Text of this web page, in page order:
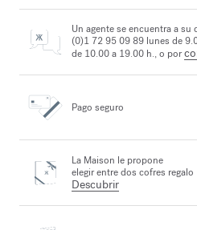
Un agente se encuentra a
(0)1 72 95 09 89 lunes de
de 10.00 a 19.00 h., o por
Pago seguro
La Maison le propone
elegir entre dos cofres regalo
Descubrir